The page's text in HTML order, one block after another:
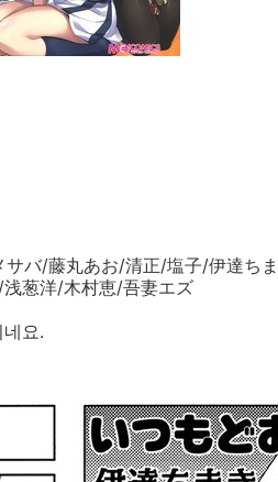
バ/藤丸あお/清正/塩子/伊達ち
葱洋/木村恵/吾妻エズ
요.